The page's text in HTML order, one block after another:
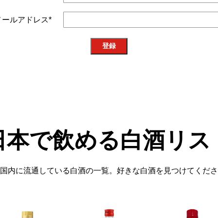
ールアドレス*
本で飲める白酒リス
内に流通している白酒の一覧。好きな白酒を見つけてくだ